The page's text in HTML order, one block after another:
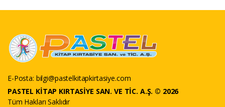
E-Posta: bilgi@pastelkitapkirtasiye.com
PASTEL KİTAP KIRTASİYE SAN. VE TİC. A.Ş. © 2026
Tüm Hakları Saklıdır